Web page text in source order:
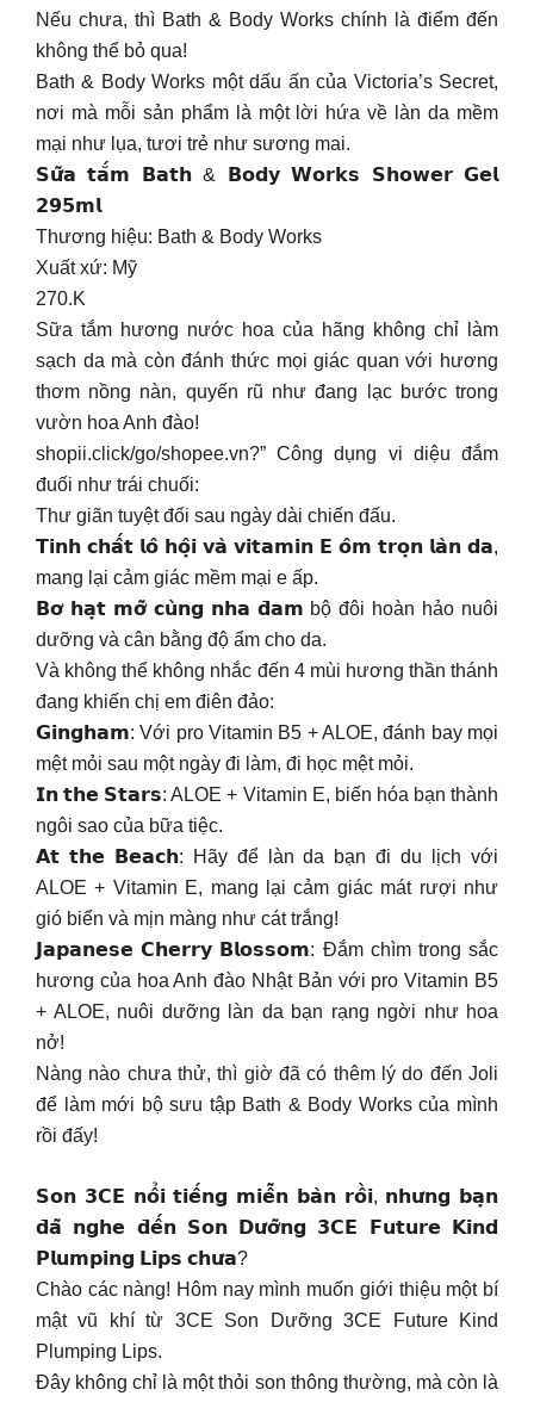
Nếu chưa, thì Bath & Body Works chính là điểm đến
không thể bỏ qua!
Bath & Body Works một dấu ấn của Victoria’s Secret,
nơi mà mỗi sản phẩm là một lời hứa về làn da mềm
mại như lụa, tươi trẻ như sương mai.
𝗦𝘂̛̃𝗮 𝘁𝗮̆́𝗺 𝗕𝗮𝘁𝗵 & 𝗕𝗼𝗱𝘆 𝗪𝗼𝗿𝗸𝘀 𝗦𝗵𝗼𝘄𝗲𝗿 𝗚𝗲𝗹
𝟮𝟵𝟱𝗺𝗹
Thương hiệu: Bath & Body Works
Xuất xứ: Mỹ
270.K
Sữa tắm hương nước hoa của hãng không chỉ làm
sạch da mà còn đánh thức mọi giác quan với hương
thơm nồng nàn, quyến rũ như đang lạc bước trong
vườn hoa Anh đào!
shopii.click/go/shopee.vn?” Công dụng vi diệu đắm
đuối như trái chuối:
Thư giãn tuyệt đối sau ngày dài chiến đấu.
𝗧𝗶𝗻𝗵 𝗰𝗵𝗮̂́𝘁 𝗹𝗼̂ 𝗵𝗼̣̂𝗶 𝘃𝗮̀ 𝘃𝗶𝘁𝗮𝗺𝗶𝗻 𝗘 𝗼̂𝗺 𝘁𝗿𝗼̣𝗻 𝗹𝗮̀𝗻 𝗱𝗮,
mang lại cảm giác mềm mại e ấp.
𝗕𝗼̛ 𝗵𝗮̣𝘁 𝗺𝗼̛̃ 𝗰𝘂̀𝗻𝗴 𝗻𝗵𝗮 𝗱̄𝗮𝗺 bộ đôi hoàn hảo nuôi
dưỡng và cân bằng độ ẩm cho da.
Và không thể không nhắc đến 4 mùi hương thần thánh
đang khiến chị em điên đảo:
𝗚𝗶𝗻𝗴𝗵𝗮𝗺: Với pro Vitamin B5 + ALOE, đánh bay mọi
mệt mỏi sau một ngày đi làm, đi học mệt mỏi.
𝗜𝗻 𝘁𝗵𝗲 𝗦𝘁𝗮𝗿𝘀: ALOE + Vitamin E, biến hóa bạn thành
ngôi sao của bữa tiệc.
𝗔𝘁 𝘁𝗵𝗲 𝗕𝗲𝗮𝗰𝗵: Hãy để làn da bạn đi du lịch với
ALOE + Vitamin E, mang lại cảm giác mát rượi như
gió biển và mịn màng như cát trắng!
𝗝𝗮𝗽𝗮𝗻𝗲𝘀𝗲 𝗖𝗵𝗲𝗿𝗿𝘆 𝗕𝗹𝗼𝘀𝘀𝗼𝗺: Đắm chìm trong sắc
hương của hoa Anh đào Nhật Bản với pro Vitamin B5
+ ALOE, nuôi dưỡng làn da bạn rạng ngời như hoa
nở!
Nàng nào chưa thử, thì giờ đã có thêm lý do đến Joli
để làm mới bộ sưu tập Bath & Body Works của mình
rồi đấy!
𝗦𝗼𝗻 𝟯𝗖𝗘 𝗻𝗼̂̉𝗶 𝘁𝗶𝗲̂́𝗻𝗴 𝗺𝗶𝗲̂̃𝗻 𝗯𝗮̀𝗻 𝗿𝗼̂̀𝗶, 𝗻𝗵𝘂̛𝗻𝗴 𝗯𝗮̣𝗻
𝗱̄𝗮̃ 𝗻𝗴𝗵𝗲 𝗱̄𝗲̂́𝗻 𝗦𝗼𝗻 𝗗𝘂̛𝗼̛̃𝗻𝗴 𝟯𝗖𝗘 𝗙𝘂𝘁𝘂𝗿𝗲 𝗞𝗶𝗻𝗱
𝗣𝗹𝘂𝗺𝗽𝗶𝗻𝗴 𝗟𝗶𝗽𝘀 𝗰𝗵𝘂̛𝗮?
Chào các nàng! Hôm nay mình muốn giới thiệu một bí
mật vũ khí từ 3CE Son Dưỡng 3CE Future Kind
Plumping Lips.
Đây không chỉ là một thỏi son thông thường, mà còn là